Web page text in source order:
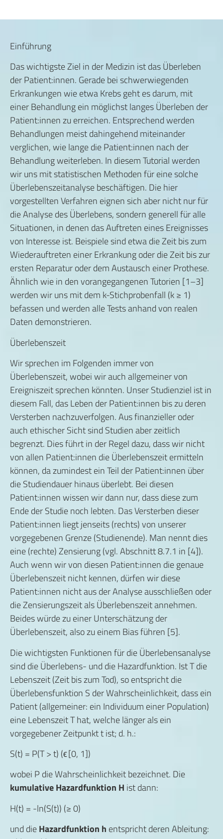
Einführung
Das wichtigste Ziel in der Medizin ist das Überleben
der Patient:innen. Gerade bei schwerwiegenden
Erkrankungen wie etwa Krebs geht es darum, mit
einer Behandlung ein möglichst langes Überleben der
Patient:innen zu erreichen. Entsprechend werden
Behandlungen meist dahingehend miteinander
verglichen, wie lange die Patient:innen nach der
Behandlung weiterleben. In diesem Tutorial werden
wir uns mit statistischen Methoden für eine solche
Überlebenszeitanalyse beschäftigen. Die hier
vorgestellten Verfahren eignen sich aber nicht nur für
die Analyse des Überlebens, sondern generell für alle
Situationen, in denen das Auftreten eines Ereignisses
von Interesse ist. Beispiele sind etwa die Zeit bis zum
Wiederauftreten einer Erkrankung oder die Zeit bis zur
ersten Reparatur oder dem Austausch einer Prothese.
Ähnlich wie in den vorangegangenen Tutorien [1–3]
werden wir uns mit dem k-Stichprobenfall (k ≥ 1)
befassen und werden alle Tests anhand von realen
Daten demonstrieren.
Überlebenszeit
Wir sprechen im Folgenden immer von
Überlebenszeit, wobei wir auch allgemeiner von
Ereigniszeit sprechen könnten. Unser Studienziel ist in
diesem Fall, das Leben der Patient:innen bis zu deren
Versterben nachzuverfolgen. Aus finanzieller oder
auch ethischer Sicht sind Studien aber zeitlich
begrenzt. Dies führt in der Regel dazu, dass wir nicht
von allen Patient:innen die Überlebenszeit ermitteln
können, da zumindest ein Teil der Patient:innen über
die Studiendauer hinaus überlebt. Bei diesen
Patient:innen wissen wir dann nur, dass diese zum
Ende der Studie noch lebten. Das Versterben dieser
Patient:innen liegt jenseits (rechts) von unserer
vorgegebenen Grenze (Studienende). Man nennt dies
eine (rechte) Zensierung (vgl. Abschnitt 8.7.1 in [4]).
Auch wenn wir von diesen Patient:innen die genaue
Überlebenszeit nicht kennen, dürfen wir diese
Patient:innen nicht aus der Analyse ausschließen oder
die Zensierungszeit als Überlebenszeit annehmen.
Beides würde zu einer Unterschätzung der
Überlebenszeit, also zu einem Bias führen [5].
Die wichtigsten Funktionen für die Überlebensanalyse
sind die Überlebens- und die Hazardfunktion. Ist T die
Lebenszeit (Zeit bis zum Tod), so entspricht die
Überlebensfunktion S der Wahrscheinlichkeit, dass ein
Patient (allgemeiner: ein Individuum einer Population)
eine Lebenszeit T hat, welche länger als ein
vorgegebener Zeitpunkt t ist; d. h.:
S(t) = P(T > t) (ϵ [0, 1])
wobei P die Wahrscheinlichkeit bezeichnet. Die
kumulative Hazardfunktion H ist dann:
H(t) = -ln(S(t)) (≥ 0)
und dieHazardfunktion h entspricht deren Ableitung: